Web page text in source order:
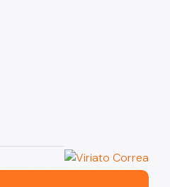
resiliente e sustentável